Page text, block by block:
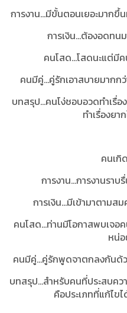
การงาน...มีขั้นตอนเยอะมากขึ้
การเงิน...ต้องอดทน
คนโสด...โสดนะแต่มี
คนมีคู่...คู่รักเอาสบายมากก
บทสรุป...คนโง่ชอบอวดทำเรื่อ
ทำเรื่องยา
คนเกิ
การงาน…การงานราบ
การเงิน...มีเข้ามาตามส
คนโสด...ท่านมีโอกาสพบเจอ
หน่
คนมีคู่...คู่รักพูดจาตกลงกันด้
บทสรุป...สำหรับคนที่ประสบคว
คือประเภทที่แก้ไข